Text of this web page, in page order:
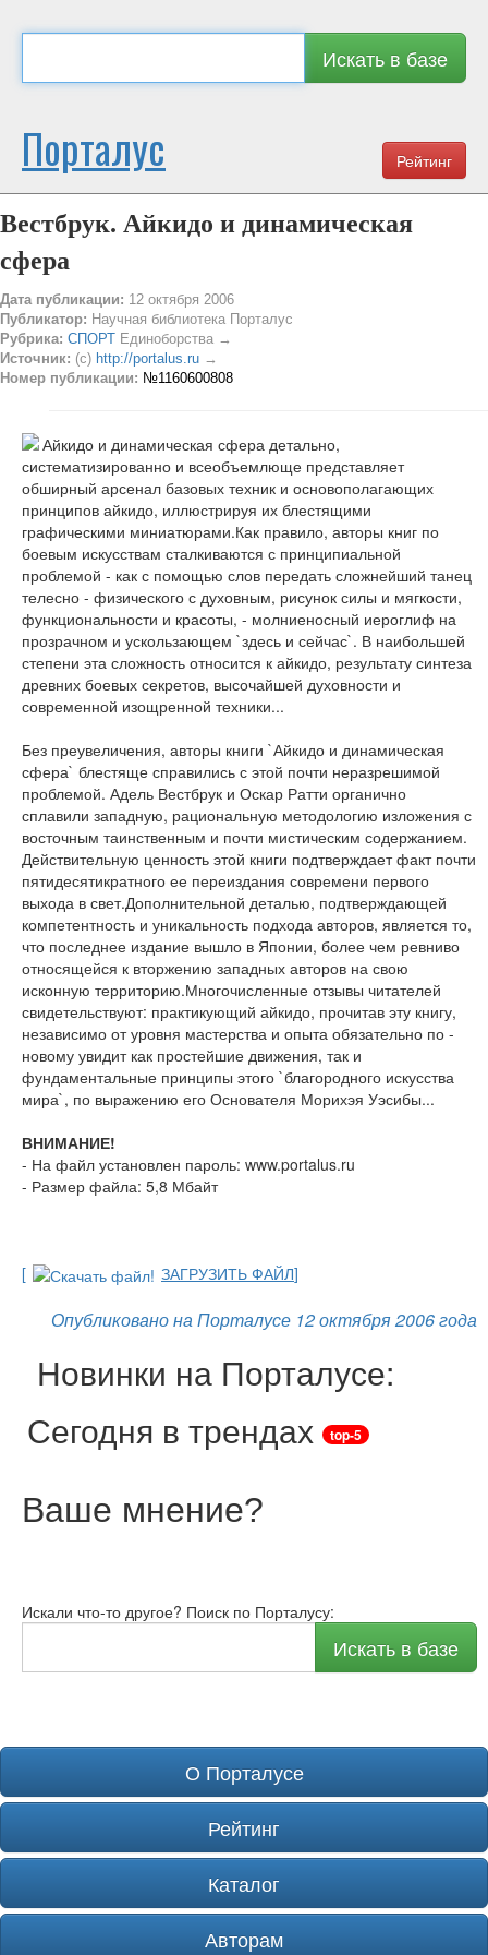
Искать в базе
Рейтинг
Порталус
Вестбрук. Айкидо и динамическая
сфера
Дата публикации: 12 октября 2006
Публикатор: Научная библиотека Порталус
Рубрика: СПОРТ Единоборства →
Источник: (c) http://portalus.ru →
Номер публикации: №1160600808
Айкидо и динамическая сфера детально,
систематизированно и всеобъемлюще представляет
обширный арсенал базовых техник и основополагающих
принципов айкидо, иллюстрируя их блестящими
графическими миниатюрами.Как правило, авторы книг по
боевым искусствам сталкиваются с принципиальной
проблемой - как с помощью слов передать сложнейший танец
телесно - физического с духовным, рисунок силы и мягкости,
функциональности и красоты, - молниеносный иероглиф на
прозрачном и ускользающем `здесь и сейчас`. В наибольшей
степени эта сложность относится к айкидо, результату синтеза
древних боевых секретов, высочайшей духовности и
современной изощренной техники...
Без преувеличения, авторы книги `Айкидо и динамическая
сфера` блестяще справились с этой почти неразрешимой
проблемой. Адель Вестбрук и Оскар Ратти органично
сплавили западную, рациональную методологию изложения с
восточным таинственным и почти мистическим содержанием.
Действительную ценность этой книги подтверждает факт почти
пятидесятикратного ее переиздания современи первого
выхода в свет.Дополнительной деталью, подтверждающей
компетентность и уникальность подхода авторов, является то,
что последнее издание вышло в Японии, более чем ревниво
относящейся к вторжению западных авторов на свою
исконную территорию.Многочисленные отзывы читателей
свидетельствуют: практикующий айкидо, прочитав эту книгу,
независимо от уровня мастерства и опыта обязательно по -
новому увидит как простейшие движения, так и
фундаментальные принципы этого `благородного искусства
мира`, по выражению его Основателя Морихэя Уэсибы...
ВНИМАНИЕ!
- На файл установлен пароль: www.portalus.ru
- Размер файла: 5,8 Мбайт
[ ЗАГРУЗИТЬ ФАЙЛ]
Опубликовано на Порталусе 12 октября 2006 года
Новинки на Порталусе:
Сегодня в трендах
top-5
Ваше мнение?
Искали что-то другое? Поиск по Порталусу:
Искать в базе
О Порталусе
Рейтинг
Каталог
Авторам